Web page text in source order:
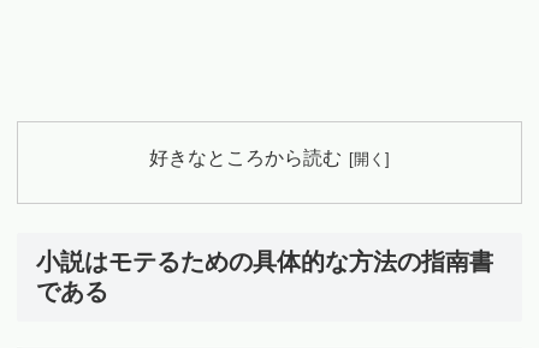
好きなところから読む
小説はモテるための具体的な方法の指南書
である